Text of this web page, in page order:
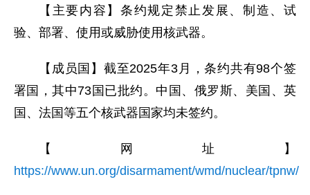
【主要内容】条约规定禁止发展、制造、试
验、部署、使用或威胁使用核武器。
【成员国】截至2025年3月，条约共有98个签
署国，其中73国已批约。中国、俄罗斯、美国、英
国、法国等五个核武器国家均未签约。
【网址】
https://www.un.org/disarmament/wmd/nuclear/tpnw/